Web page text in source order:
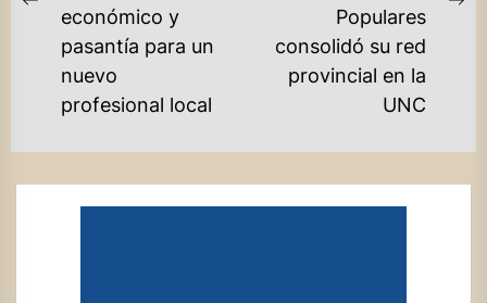
Previous
post:
económico y
pasantía para un
nuevo
profesional local
Populares
consolidó su red
provincial en la
UNC